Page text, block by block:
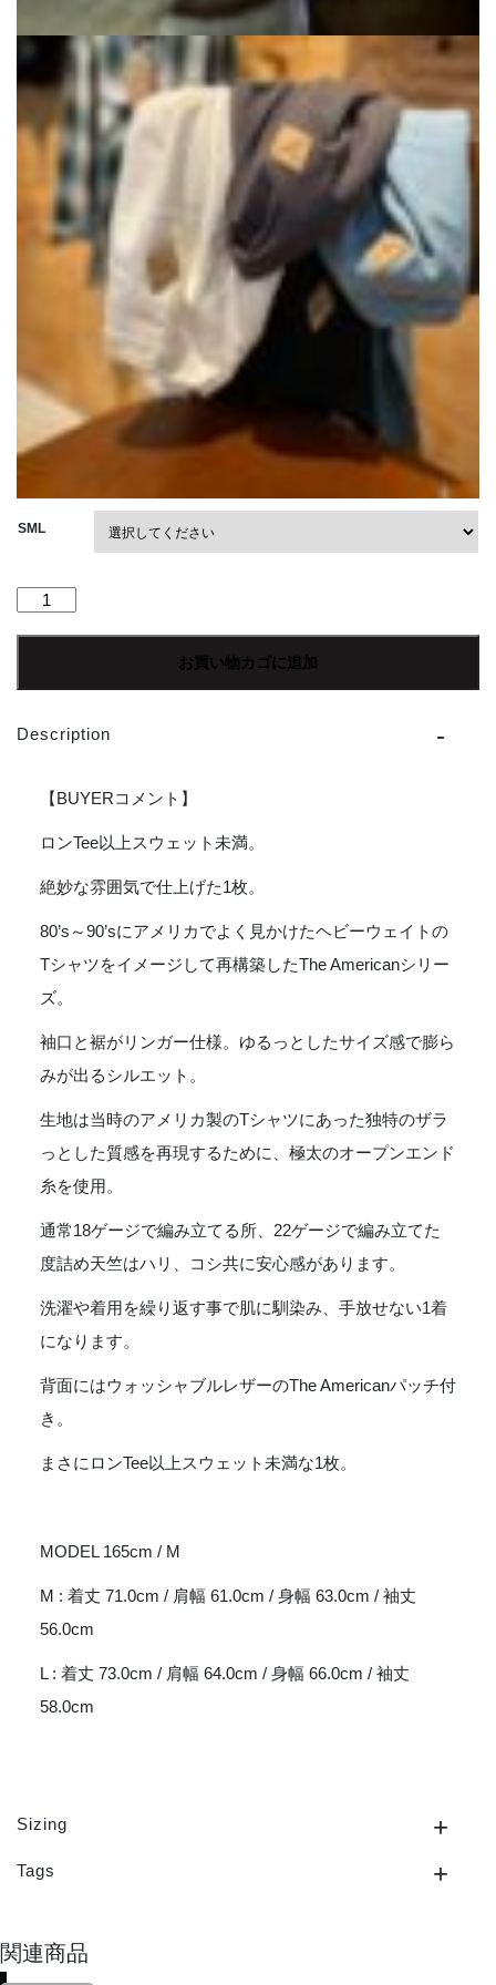
SML
【Men's】
イ
ル
American
BLACK
お買い物カゴに追加
Description
【BUYERコメント】
ロンTee以上スウェット未満。
絶妙な雰囲気で仕上げた1枚。
80’s～90’sにアメリカでよく見かけたヘビーウェイトの
Tシャツをイメージして再構築したThe Americanシリー
ズ。
袖口と裾がリンガー仕様。ゆるっとしたサイズ感で膨ら
みが出るシルエット。
生地は当時のアメリカ製のTシャツにあった独特のザラ
っとした質感を再現するために、極太のオープンエンド
糸を使用。
通常18ゲージで編み立てる所、22ゲージで編み立てた
度詰め天竺はハリ、コシ共に安心感があります。
洗濯や着用を繰り返す事で肌に馴染み、手放せない1着
になります。
背面にはウォッシャブルレザーのThe Americanパッチ付
き。
まさにロンTee以上スウェット未満な1枚。
MODEL 165cm / M
M : 着丈 71.0cm / 肩幅 61.0cm / 身幅 63.0cm / 袖丈
56.0cm
L : 着丈 73.0cm / 肩幅 64.0cm / 身幅 66.0cm / 袖丈
58.0cm
Sizing
Tags
関連商品